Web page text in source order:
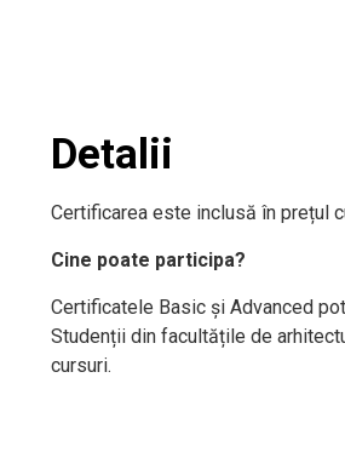
Detalii
Certificarea este inclusă în prețul
Cine poate participa?
Certificatele Basic și Advanced
Studenții din facultățile de
cursuri.